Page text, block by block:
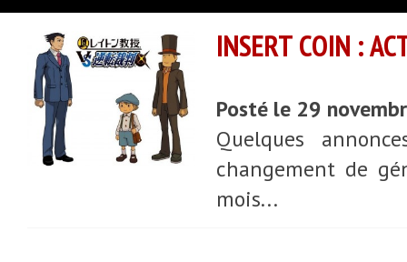
INSERT COIN :
Posté le 29
Quelques
changement de
mois...